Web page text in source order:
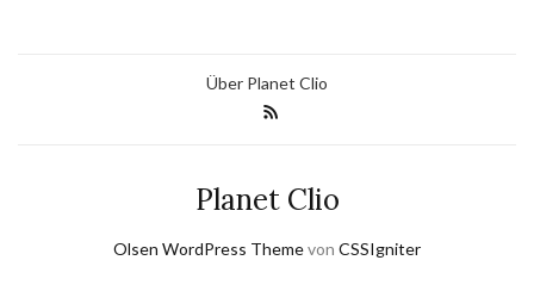
Über Planet Clio
Planet Clio
Olsen WordPress Themevon CSSIgniter